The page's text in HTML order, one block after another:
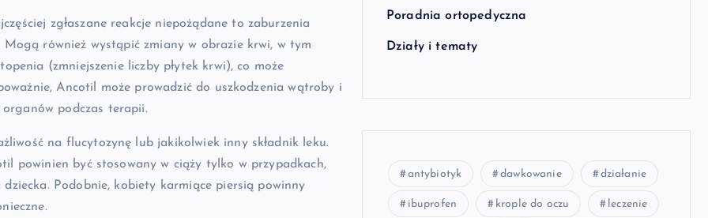
zgłaszane reakcje niepożądane to zaburzenia
również wystąpić zmiany w obrazie krwi, w tym
(zmniejszenie liczby płytek krwi), co może
Ancotil może prowadzić do uszkodzenia wątroby i
podczas terapii.
na flucytozynę lub jakikolwiek inny składnik leku.
powinien być stosowany w ciąży tylko w przypadkach,
Podobnie, kobiety karmiące piersią powinny
Poradnia ortopedyczna
Działy i tematy
antybiotyk dawkowanie działanie
ibuprofen krople do oczu leczenie